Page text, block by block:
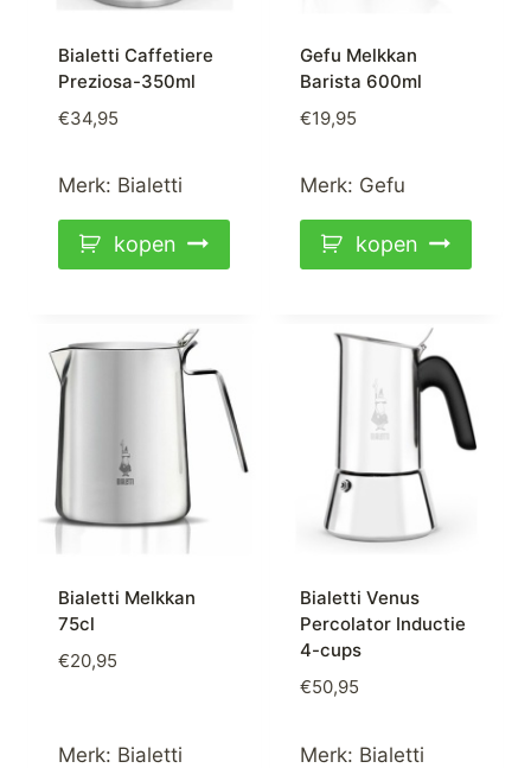
Bialetti Caffetiere
Preziosa-350ml
€34,95
Merk: Bialetti
kopen
Gefu Melkkan
Barista 600ml
€19,95
Merk: Gefu
kopen
Bialetti Melkkan
75cl
€20,95
Merk: Bialetti
Bialetti Venus
Percolator Inductie
4-cups
€50,95
Merk: Bialetti